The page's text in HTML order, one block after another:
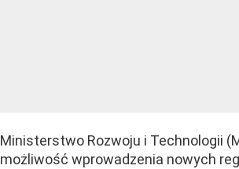
Ministerstwo Rozwoju i Technologii
możliwość wprowadzenia nowych